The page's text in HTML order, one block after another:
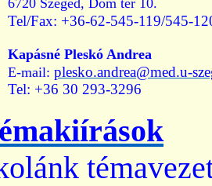
6720 Szeged, Dóm tér 10.
Tel/Fax: +36-62-545-119/545-
Kapásné Pleskó Andrea
E-mail: plesko.andrea@med.u-
Tel: +36 30 293-3296